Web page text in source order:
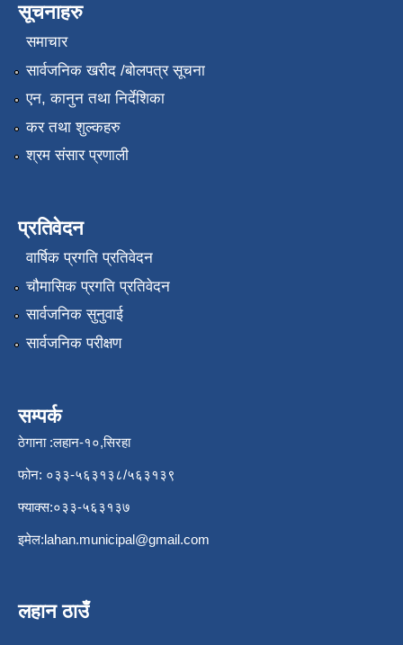
सूचनाहरु
समाचार
सार्वजनिक खरीद /बोलपत्र सूचना
एन, कानुन तथा निर्देशिका
कर तथा शुल्कहरु
श्रम संसार प्रणाली
प्रतिवेदन
वार्षिक प्रगति प्रतिवेदन
चौमासिक प्रगति प्रतिवेदन
सार्वजनिक सुनुवाई
सार्वजनिक परीक्षण
सम्पर्क
ठेगाना :लहान-१०,सिरहा
फोन: ०३३-५६३१३८/५६३१३९
फ्याक्स:०३३-५६३१३७
इमेल:lahan.municipal@gmail.com
लहान ठाउँ